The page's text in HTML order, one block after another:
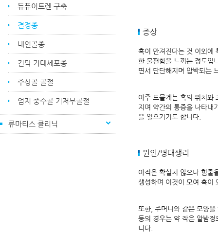
듀퓨이트렌 구축
결정종
내연골종
건막 거대세포종
주상골 골절
엄지 중수골 기저부골절
류마티스 클리닉
증상
혹이 만져진다는 것 이외에
한 불편함을 느끼는 정도입
면서 단단해지며 압박되는
아주 드물게는 혹의 위치와
지며 약간의 통증을 나타내
을 일으키기도 합니다.
원인/병태생리
아직은 확실치 않으나 힘줄
생성하며 이것이 모여 혹이
또한, 주머니와 같은 모양
등의 경우는 약 작은 알밤
니다.